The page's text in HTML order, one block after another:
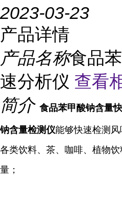
2023-03-23
产品详情
产品名称食品
速分析仪 查看
简介 食品苯甲酸钠含量
钠含量检测仪能够快速检测风
各类饮料、茶、咖啡、植物
量；